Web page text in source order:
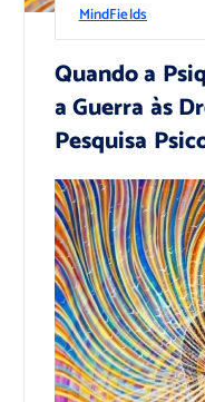
MindFields
Quando a
a Guerra às
Pesquisa